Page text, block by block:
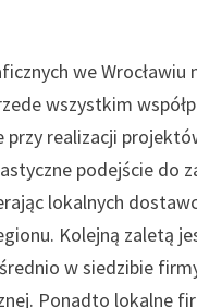
we
wszystkim
realizacji
podejście do
lokalnych
Kolejną zaletą
w siedzibie
Ponadto lokalne